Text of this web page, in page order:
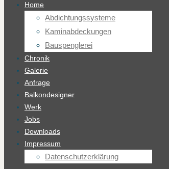
Home
Abdichtungssysteme
Kaminabdeckungen
Bauspenglerei
Chronik
Galerie
Anfrage
Balkondesigner
Werk
Jobs
Downloads
Impressum
Datenschutzerklärung